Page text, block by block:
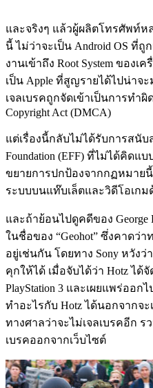
และจริงๆ แล้วผู้ผลิตโทรศัพท์ห
นี้ ไม่ว่าจะเป็น Android OS ที่ถู
งานเข้าถึง Root System ของ
เป็น Apple ที่สูญรายได้ไปน่าจ
เจลเบรคถูกจัดเข้าเป็นการทำผิ
Copyright Act (DMCA)
แต่เรื่องนี้กลับไม่ได้รับการสนับ
Foundation (EFF) ที่ไม่ได้คิดแ
ขยายการปกป้องจากกฏหมาย
ระบบบนแท๊บเล็ตและวิดีโอเกม
และถ้าย้อนไปดูคดีของ
ในชื่อของ “Geohot” ซึ่งคาดว่า
อยู่เช่นกัน โดยทาง Sony หวัง
คุกให้ได้ เมื่อจับได้ว่า Hotz ได้จั
PlayStation 3 และเผยแพร่ออ
ทำอะไรกับ Hotz ได้นอกจากจ
ทางศาลว่าจะไม่เจลเบรคอีก ร
เบรคออกจากเว็บไซต์